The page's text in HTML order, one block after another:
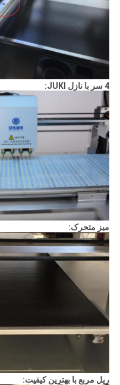
4 سر با نازل JUKI:
میز متحرک:
ریل مربع با بهترین کیفیت: